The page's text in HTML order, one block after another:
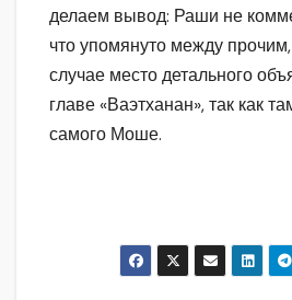
делаем вывод: Раши не
что упомянуто между
случае место детального
главе «Ваэтханан», так как
самого Моше.